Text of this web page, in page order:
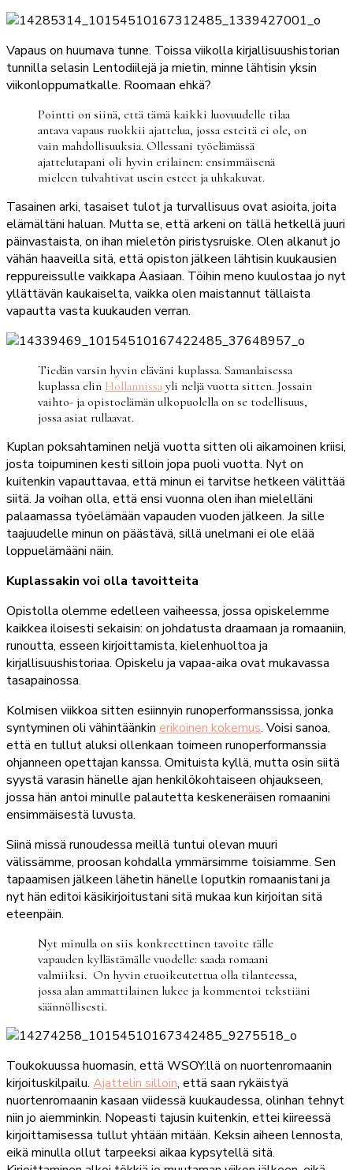
Vapaus on huumava tunne. Toissa viikolla kirjallisuushistorian
tunnilla selasin Lentodiilejä ja mietin, minne lähtisin yksin
viikonloppumatkalle. Roomaan ehkä?
Pointti on siinä, että tämä kaikki luovuudelle tilaa
antava vapaus ruokkii ajattelua, jossa esteitä ei ole, on
vain mahdollisuuksia. Ollessani työelämässä
ajattelutapani oli hyvin erilainen: ensimmäisenä
mieleen tulvahtivat usein esteet ja uhkakuvat.
Tasainen arki, tasaiset tulot ja turvallisuus ovat asioita, joita
elämältäni haluan. Mutta se, että arkeni on tällä hetkellä juuri
päinvastaista, on ihan mieletön piristysruiske. Olen alkanut jo
vähän haaveilla sitä, että opiston jälkeen lähtisin kuukausien
reppureissulle vaikkapa Aasiaan. Töihin meno kuulostaa jo nyt
yllättävän kaukaiselta, vaikka olen maistannut tällaista
vapautta vasta kuukauden verran.
Tiedän varsin hyvin eläväni kuplassa. Samanlaisessa
kuplassa elin Hollannissa yli neljä vuotta sitten. Jossain
vaihto- ja opistoelämän ulkopuolella on se todellisuus,
jossa asiat rullaavat.
Kuplan poksahtaminen neljä vuotta sitten oli aikamoinen kriisi,
josta toipuminen kesti silloin jopa puoli vuotta. Nyt on
kuitenkin vapauttavaa, että minun ei tarvitse hetkeen välittää
siitä. Ja voihan olla, että ensi vuonna olen ihan mielelläni
palaamassa työelämään vapauden vuoden jälkeen. Ja sille
taajuudelle minun on päästävä, sillä unelmani ei ole elää
loppuelämääni näin.
Kuplassakin voi olla tavoitteita
Opistolla olemme edelleen vaiheessa, jossa opiskelemme
kaikkea iloisesti sekaisin: on johdatusta draamaan ja romaaniin,
runoutta, esseen kirjoittamista, kielenhuoltoa ja
kirjallisuushistoriaa. Opiskelu ja vapaa-aika ovat mukavassa
tasapainossa.
Kolmisen viikkoa sitten esiinnyin runoperformanssissa, jonka
syntyminen oli vähintäänkin erikoinen kokemus. Voisi sanoa,
että en tullut aluksi ollenkaan toimeen runoperformanssia
ohjanneen opettajan kanssa. Omituista kyllä, mutta osin siitä
syystä varasin hänelle ajan henkilökohtaiseen ohjaukseen,
jossa hän antoi minulle palautetta keskeneräisen romaanini
ensimmäisestä luvusta.
Siinä missä runoudessa meillä tuntui olevan muuri
välissämme, proosan kohdalla ymmärsimme toisiamme. Sen
tapaamisen jälkeen lähetin hänelle loputkin romaanistani ja
nyt hän editoi käsikirjoitustani sitä mukaa kun kirjoitan sitä
eteenpäin.
Nyt minulla on siis konkreettinen tavoite tälle
vapauden kyllästämälle vuodelle: saada romaani
valmiiksi. On hyvin etuoikeutettua olla tilanteessa,
jossa alan ammattilainen lukee ja kommentoi tekstiäni
säännöllisesti.
Toukokuussa huomasin, että WSOY:llä on nuortenromaanin
kirjoituskilpailu. Ajattelin silloin, että saan rykäistyä
nuortenromaanin kasaan viidessä kuukaudessa, olinhan tehnyt
niin jo aiemminkin. Nopeasti tajusin kuitenkin, ettei kiireessä
kirjoittamisessa tullut yhtään mitään. Keksin aiheen lennosta,
eikä minulla ollut tarpeeksi aikaa kypsytellä sitä.